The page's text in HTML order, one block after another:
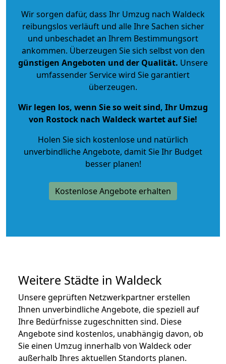
Wir sorgen dafür, dass Ihr Umzug nach Waldeck
reibungslos verläuft und alle Ihre Sachen sicher
und unbeschadet an Ihrem Bestimmungsort
ankommen. Überzeugen Sie sich selbst von den
günstigen Angeboten und der Qualität. Unsere
umfassender Service wird Sie garantiert
überzeugen.
Wir legen los, wenn Sie so weit sind, Ihr Umzug
von Rostock nach Waldeck wartet auf Sie!
Holen Sie sich kostenlose und natürlich
unverbindliche Angebote, damit Sie Ihr Budget
besser planen!
Kostenlose Angebote erhalten
Weitere Städte in Waldeck
Unsere geprüften Netzwerkpartner erstellen
Ihnen unverbindliche Angebote, die speziell auf
Ihre Bedürfnisse zugeschnitten sind. Diese
Angebote sind kostenlos, unabhängig davon, ob
Sie einen Umzug innerhalb von Waldeck oder
außerhalb Ihres aktuellen Standorts planen.